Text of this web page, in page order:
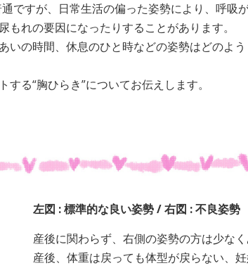
ですが、日常生活の偏った姿勢により、呼吸
もれの要因になったりすることがあります。
いの時間、休息のひと時などの姿勢はどのよう
る“胸ひらき”についてお伝えします。
左図 : 標準的な良い姿勢 / 右図 : 不良姿勢
産後に関わらず、右側の姿勢の方は少なく
産後、体重は戻っても体型が戻らない、